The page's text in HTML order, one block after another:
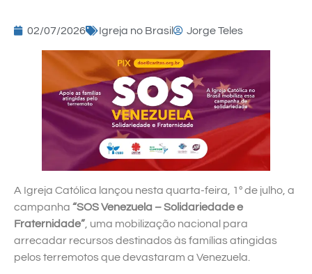
02/07/2026 Igreja no Brasil Jorge Teles
A Igreja Católica lançou nesta quarta-feira, 1º de julho, a
campanha “SOS Venezuela – Solidariedade e
Fraternidade” , uma mobilização nacional para
arrecadar recursos destinados às famílias atingidas
pelos terremotos que devastaram a Venezuela.